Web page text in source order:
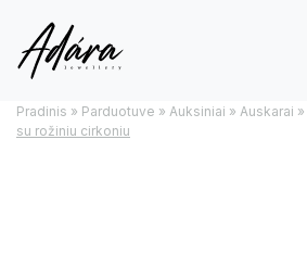
Pradinis » Parduotuve » Auksiniai » Auskarai »
su rožiniu cirkoniu